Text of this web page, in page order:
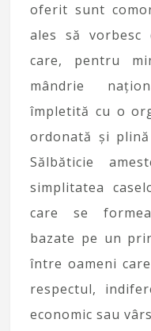
oferit sunt
ales să vorbesc
care, pentru
mândrie
împletită cu o
ordonată și
Sălbăticie
simplitatea
care se
bazate pe un
între oameni
respectul,
economic sau